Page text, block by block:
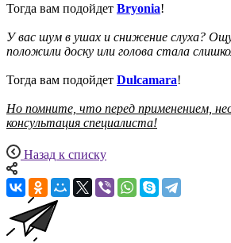
Тогда вам подойдет Bryonia!
У вас шум в ушах и снижение слуха?
положили доску или голова стала
Тогда вам подойдет Dulcamara!
Но помните, что перед применением,
консультация специалиста!
Назад к списку